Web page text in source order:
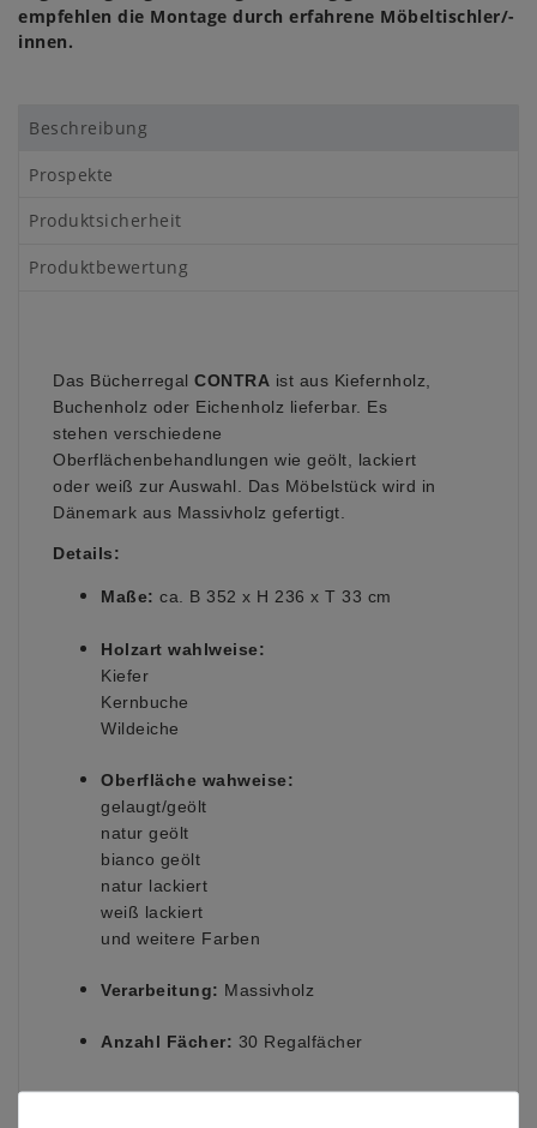
empfehlen die Montage durch erfahrene Möbeltischler/-
innen.
Beschreibung
Prospekte
Produktsicherheit
Produktbewertung
Das Bücherregal CONTRA ist aus Kiefernholz,
Buchenholz oder Eichenholz lieferbar. Es
stehen verschiedene
Oberflächenbehandlungen wie geölt, lackiert
oder weiß zur Auswahl. Das Möbelstück wird in
Dänemark aus Massivholz gefertigt.
Details:
Maße: ca. B 352 x H 236 x T 33 cm
Holzart wahlweise:
Kiefer
Kernbuche
Wildeiche
Oberfläche wahweise:
gelaugt/geölt
natur geölt
bianco geölt
natur lackiert
weiß lackiert
und weitere Farben
Verarbeitung: Massivholz
Anzahl Fächer: 30 Regalfächer